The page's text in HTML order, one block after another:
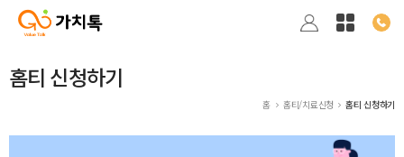
홈티 신청하기
홈 홈티/치료신청 홈티 신청하기